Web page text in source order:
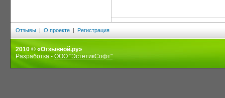
Отзывы | О проекте | Регистрация
2010 © «Отзывной.ру»
Разработка - ООО "ЭстетикСофт"